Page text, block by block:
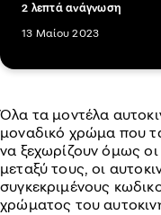
2 λεπτά ανάγνωση
13 Μαίου 2023
Όλα τα μοντέλα
μοναδικό χρώμα που
να ξεχωρίζουν όμως
μεταξύ τους, οι
συγκεκριμένους
χρώματος του